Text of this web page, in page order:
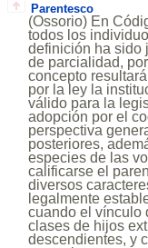
Parentesco
(Ossorio) En
todos los
definición ha sido
de parcialidad,
concepto
por la ley la
válido para la
adopción por el
perspectiva
posteriores,
especies de las
calificarse el
diversos
legalmente
cuando el vínculo
clases de hijos
descendientes, y